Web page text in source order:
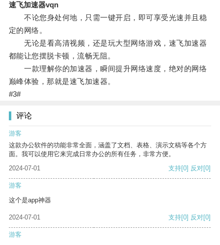
速飞加速器vqn
不论您身处何地，只需一键开启，即可享受光速并且稳
定的网络。
无论是看高清视频，还是玩大型网络游戏，速飞加速器
都能让您摆脱卡顿，流畅无阻。
一款理解你的加速器，瞬间提升网络速度，绝对的网络
巅峰体验，那就是速飞加速器。
#3#
评论
游客
这款办公软件的功能非常全面，涵盖了文档、表格、演示文稿等各个方
面。我可以使用它来完成日常办公的所有任务，非常方便。
2024-07-01
支持[0] 反对[0]
游客
这个是app神器
2024-07-01 支持[0] 反对[0]
游客